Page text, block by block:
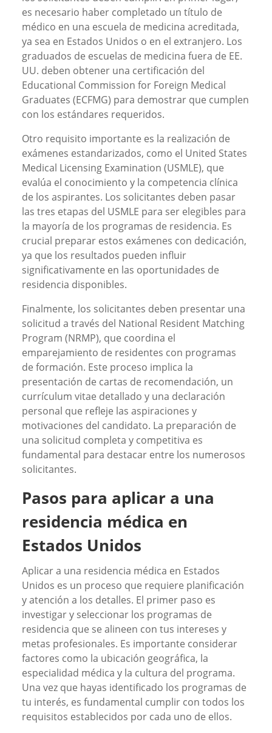
es necesario haber completado un título de
médico en una escuela de medicina acreditada,
ya sea en Estados Unidos o en el extranjero. Los
graduados de escuelas de medicina fuera de EE.
UU. deben obtener una certificación del
Educational Commission for Foreign Medical
Graduates (ECFMG) para demostrar que cumplen
con los estándares requeridos.
Otro requisito importante es la realización de
exámenes estandarizados, como el United States
Medical Licensing Examination (USMLE), que
evalúa el conocimiento y la competencia clínica
de los aspirantes. Los solicitantes deben pasar
las tres etapas del USMLE para ser elegibles para
la mayoría de los programas de residencia. Es
crucial preparar estos exámenes con dedicación,
ya que los resultados pueden influir
significativamente en las oportunidades de
residencia disponibles.
Finalmente, los solicitantes deben presentar una
solicitud a través del National Resident Matching
Program (NRMP), que coordina el
emparejamiento de residentes con programas
de formación. Este proceso implica la
presentación de cartas de recomendación, un
currículum vitae detallado y una declaración
personal que refleje las aspiraciones y
motivaciones del candidato. La preparación de
una solicitud completa y competitiva es
fundamental para destacar entre los numerosos
solicitantes.
Pasos para aplicar a una
residencia médica en
Estados Unidos
Aplicar a una residencia médica en Estados
Unidos es un proceso que requiere planificación
y atención a los detalles. El primer paso es
investigar y seleccionar los programas de
residencia que se alineen con tus intereses y
metas profesionales. Es importante considerar
factores como la ubicación geográfica, la
especialidad médica y la cultura del programa.
Una vez que hayas identificado los programas de
tu interés, es fundamental cumplir con todos los
requisitos establecidos por cada uno de ellos.